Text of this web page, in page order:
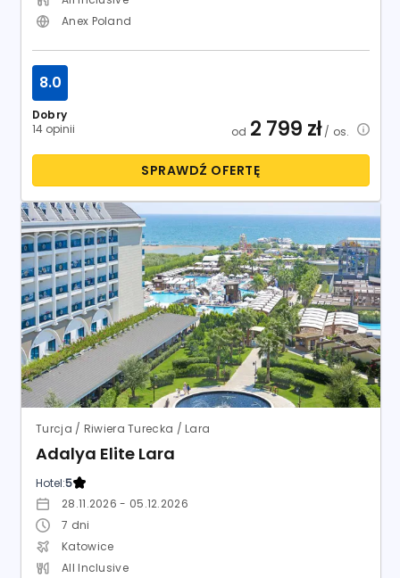
Anex Poland
Dobry
14 opinii
8.0
od 2 799 zł/ os.
SPRAWDŹ OFERTĘ
Turcja / Riwiera Turecka / Lara
Adalya Elite Lara
Hotel:5
28.11.2026 - 05.12.2026
7 dni
Katowice
All Inclusive